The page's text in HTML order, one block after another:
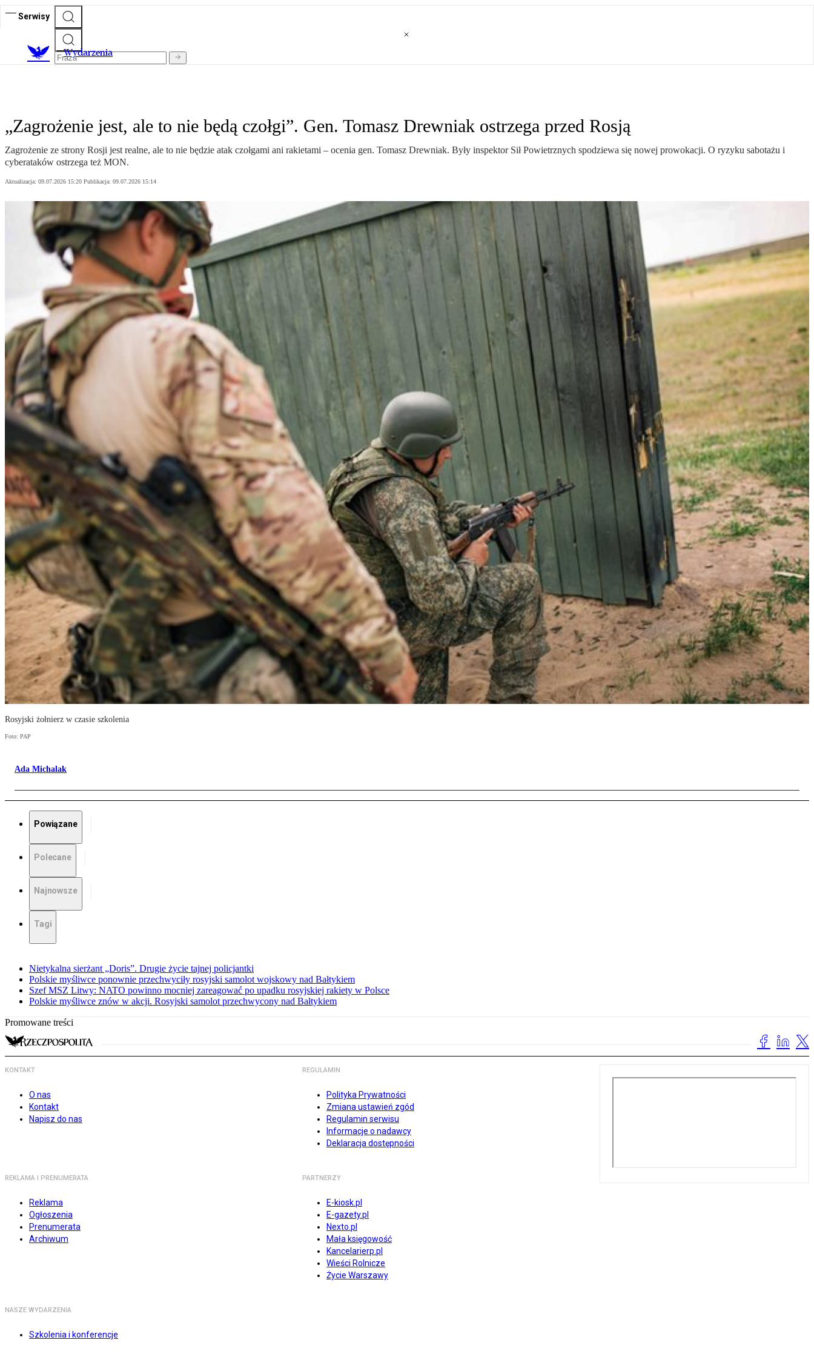
Serwisy
Wydarzenia
„Zagrożenie jest, ale to nie będą czołgi”. Gen. Tomasz Drewniak ostrzega przed Rosją
Zagrożenie ze strony Rosji jest realne, ale to nie będzie atak czołgami ani rakietami – ocenia gen. Tomasz Drewniak. Były inspektor Sił Powietrznych spodziewa się nowej prowokacji. O ryzyku sabotażu i
cyberataków ostrzega też MON.
Aktualizacja: 09.07.2026 15:20 Publikacja: 09.07.2026 15:14
Rosyjski żołnierz w czasie szkolenia
Foto: PAP
Ada Michalak
Powiązane
Polecane
Najnowsze
Tagi
Nietykalna sierżant „Doris”. Drugie życie tajnej policjantki
Polskie myśliwce ponownie przechwyciły rosyjski samolot wojskowy nad Bałtykiem
Szef MSZ Litwy: NATO powinno mocniej zareagować po upadku rosyjskiej rakiety w Polsce
Polskie myśliwce znów w akcji. Rosyjski samolot przechwycony nad Bałtykiem
Promowane treści
KONTAKT
O nas
Kontakt
Napisz do nas
REGULAMIN
Polityka Prywatności
Zmiana ustawień zgód
Regulamin serwisu
Informacje o nadawcy
Deklaracja dostępności
REKLAMA I PRENUMERATA
Reklama
Ogłoszenia
Prenumerata
Archiwum
PARTNERZY
E-kiosk.pl
E-gazety.pl
Nexto.pl
Mała księgowość
Kancelarierp.pl
Wieści Rolnicze
Życie Warszawy
NASZE WYDARZENIA
Szkolenia i konferencje